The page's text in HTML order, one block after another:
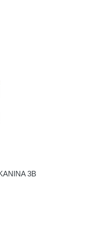
3B